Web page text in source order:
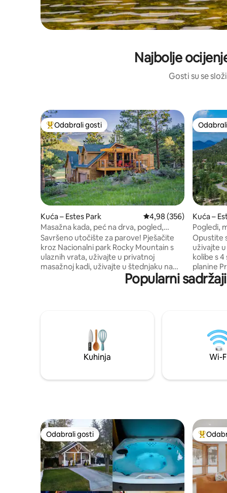
Najbolje
Gosti su se
Među najviše rangiranima s oznakom „Odabrali gosti”
Odabrali gosti
Kuća – Estes Park Prosječna ocjena: 4,98/
4,98 (356)
Masažna kada, peć na drva, pogled,
roštilj, bračni krevet, punjač za električna
vozila
Savršeno utočište za parove! Pješačite
kroz Nacionalni park Rocky Mountain s
ulaznih vrata, uživajte u privatnoj
masažnoj kadi, uživajte u štednjaku na
drva, napunite automobil i promatrajte
zvijezde ispod krovnog prozora s
losova) i 5 minuta od grada. + ekološki
prihvatljiv klima-uređaj i grijanje + punjač
za električna vozila (220 V) + štednjak na
drva + drvo obrađeno sredstvom protiv
rublja + Ambijentalna svjetla + tuš-kabina
Kuća –
Pogledi,
prostorija
grad
Opustite
uživajte
kolibe s
planine
u
stražnjeg
+
prostor
najviše 8
Popularni
Kuhinja Wi-
Odabrali gosti
Odabrali gosti Među